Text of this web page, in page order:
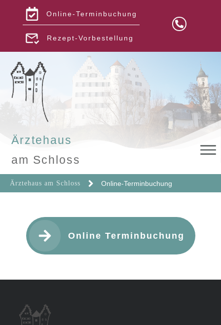
Online-Terminbuchung
Rezept-Vorbestellung
Ärztehaus
am Schloss
Ärztehaus am Schloss Online-Terminbuchung
Online Terminbuchung